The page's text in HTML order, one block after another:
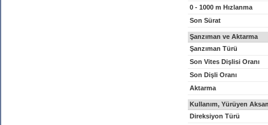
0 - 1000 m Hızlanma
Son Sürat
Şanzıman ve Aktarma
Şanzıman Türü
Son Vites Dişlisi Oranı
Son Dişli Oranı
Aktarma
Kullanım, Yürüyen
Direksiyon Türü